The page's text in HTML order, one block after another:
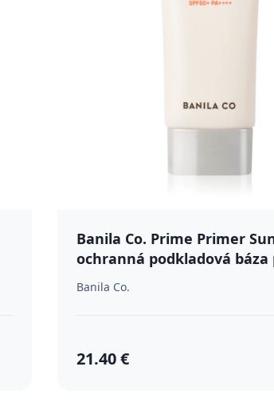
Banila Co. Prime Primer
ochranná podkladová báza
make-up SPF 50+ 50 ml
Banila Co.
21.40 €